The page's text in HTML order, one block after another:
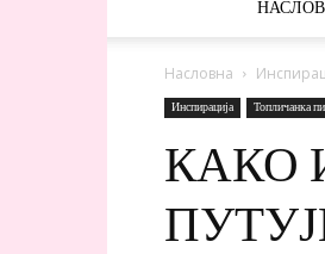
Насловна
Инспирација Топличанка
КАКО